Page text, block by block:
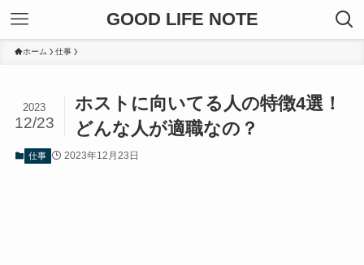
GOOD LIFE NOTE
ホーム 仕事
ホストに向いてる人の特徴4選！
どんな人が適職なの？
2023
12/23
仕事 2023年12月23日